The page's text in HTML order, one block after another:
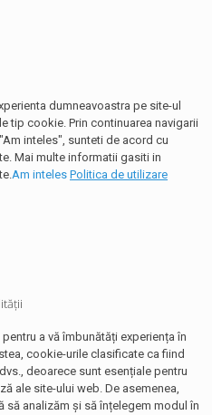
dumneavoastra pe site-ul
tip cookie. Prin continuarea navigarii
inteles", sunteti de acord cu
Mai multe informatii gasiti in
Am inteles Politica de utilizare
a vă îmbunătăți experiența în
cookie-urile clasificate ca fiind
deoarece sunt esențiale pentru
ale site-ului web. De asemenea,
analizăm și să înțelegem modul în